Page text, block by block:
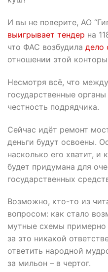
И вы не поверите, АО
выигрывает тендер на
что ФАС возбудила дело
отношении этой
Несмотря всё, что
государственные органы
честность подрядчика.
Сейчас идёт ремонт
деньги будут освоены.
насколько его хватит, и
будет придумана для
государственных
Возможно, кто-то из
вопросом: как стало
мутные схемы примерно
за это никакой
ответить народной
за мильон – в чертог.